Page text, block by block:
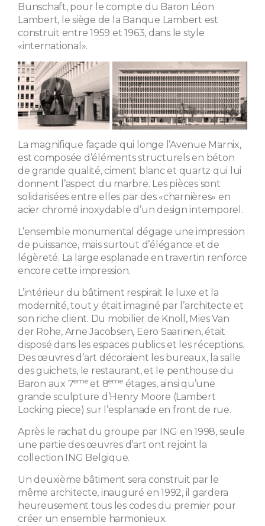
Bunschaft, pour le compte du Baron Léon
Lambert, le siège de la Banque Lambert est
construit entre 1959 et 1963, dans le style
«international».
La magnifique façade qui longe l’Avenue Marnix,
est composée d’éléments structurels en béton
de grande qualité, ciment blanc et quartz qui lui
donnent l’aspect du marbre. Les pièces sont
solidarisées entre elles par des «charnières» en
acier chromé inoxydable d’un design intemporel.
L’ensemble monumental dégage une impression
de puissance, mais surtout d’élégance et de
légèreté. La large esplanade en travertin renforce
encore cette impression.
L’intérieur du bâtiment respirait le luxe et la
modernité, tout y était imaginé par l’architecte et
son riche client. Du mobilier de Knoll, Mies Van
der Rohe, Arne Jacobsen, Eero Saarinen, était
disposé dans les espaces publics et les réceptions.
Des œuvres d’art décoraient les bureaux, la salle
des guichets, le restaurant, et le penthouse du
Baron aux 7èmeet 8èmeétages, ainsi qu’une
grande sculpture d’Henry Moore (Lambert
Locking piece) sur l’esplanade en front de rue.
Après le rachat du groupe par ING en 1998, seule
une partie des œuvres d’art ont rejoint la
collection ING Belgique.
Un deuxième bâtiment sera construit par le
même architecte, inauguré en 1992, il gardera
heureusement tous les codes du premier pour
créer un ensemble harmonieux.